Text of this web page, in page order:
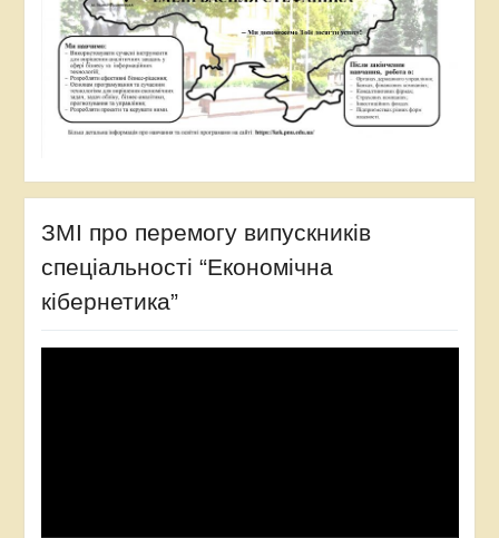
ЗМІ про перемогу випускників
спеціальності “Економічна
кібернетика”